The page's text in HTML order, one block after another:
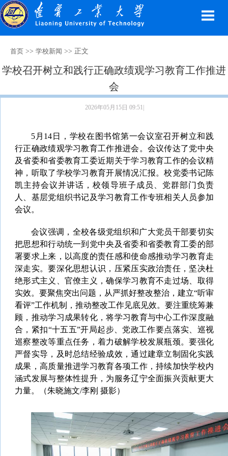
首页 >> 学校新闻 >> 正文
学校召开树立和践行正确政绩观学习教育工作推进
会
2026年05月15日 09:51|
5月14日，学校在图书馆第一会议室召开树立和践
行正确政绩观学习教育工作推进会。会议传达了党中央
及省委和省委教育工委近期关于学习教育工作的会议精
神，听取了学校学习教育开展情况汇报。校党委书记陈
凯主持会议并讲话，校领导班子成员、党群部门负责
人、基层党组织书记及学习教育工作专班相关人员参加
会议。
会议强调，全校各级党组织和广大党员干部要切实
把思想和行动统一到党中央及省委和省委教育工委的部
署要求上来，以高度的责任感和使命感推动学习教育走
深走实。要深化思想认识，压紧压实政治责任，坚决杜
绝形式主义、官僚主义，确保学习教育不走过场、取得
实效。要聚焦突出问题，从严抓好整改整治， 建立“听审
看评”工作机制，推动整改工作见底见效。要注重统筹兼
顾，推动学习成果转化，将学习教育与中心工作深度融
合，紧扣“十五五”开局起步、党政工作要点落实、巡视
巡察整改等重点任务，着力破解学校发展瓶颈。要强化
严督实导，及时总结经验成效，通过建章立制固化实践
成果，高质量推进学习教育各项工作，持续加快学校内
涵式发展与整体性提升，为服务辽宁全面振兴贡献更大
力量。
（朱晓施文/李刚 摄影）